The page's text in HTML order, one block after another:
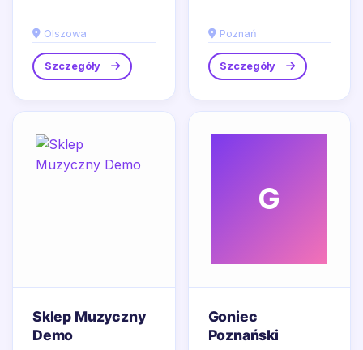
Olszowa
Szczegóły
zlokalizowana w sercu
Poznania, oferująca
kompleksowe...
Poznań
Szczegóły
Sklep Muzyczny
Demo
G
Goniec
Poznański